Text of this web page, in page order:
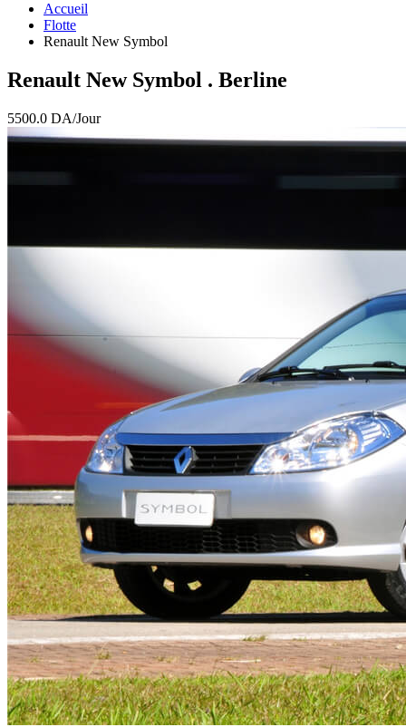
Accueil
Flotte
Renault New Symbol
Renault New Symbol . Berline
5500.0 DA/Jour